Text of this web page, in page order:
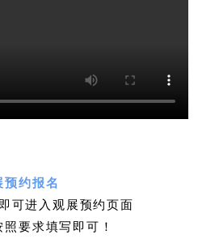
预约报名
可进入观展预约页面
要求填写即可！